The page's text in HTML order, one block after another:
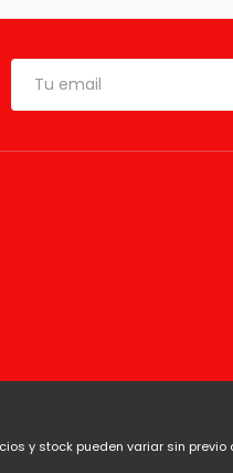
y stock pueden variar sin previo